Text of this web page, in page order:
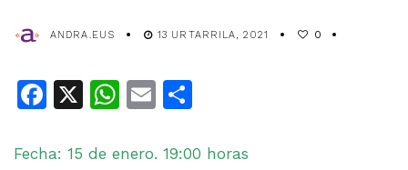
ANDRA.EUS 13 URTARRILA, 2021 0
Facebook
X WhatsApp
Email
Fecha: 15 de enero. 19:00 horas